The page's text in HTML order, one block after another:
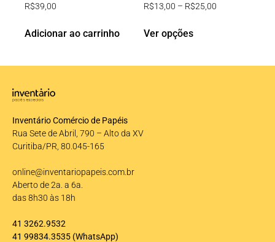
R$39,00
Adicionar ao carrinho
R$13,00 – R$25,00
Ver opções
Inventário Comércio de Papéis
Rua Sete de Abril, 790 – Alto da XV
Curitiba/PR, 80.045-165
online@inventariopapeis.com.br
Aberto de 2a. a 6a.
das 8h30 às 18h
41 3262.9532
41 99834.3535 (WhatsApp)